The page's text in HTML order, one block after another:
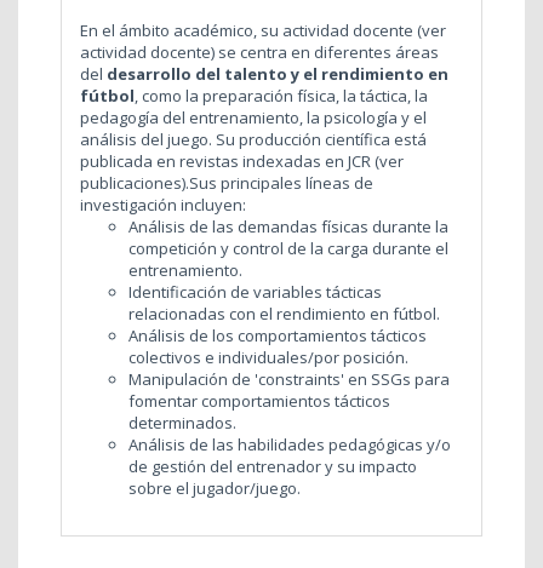
En el ámbito académico, su actividad docente (ver
actividad docente) se centra en diferentes áreas
del desarrollo del talento y el rendimiento en
fútbol, como la preparación física, la táctica, la
pedagogía del entrenamiento, la psicología y el
análisis del juego. Su producción científica está
publicada en revistas indexadas en JCR (ver
publicaciones).Sus principales líneas de
investigación incluyen:
Análisis de las demandas físicas durante la
competición y control de la carga durante el
entrenamiento.
Identificación de variables tácticas
relacionadas con el rendimiento en fútbol.
Análisis de los comportamientos tácticos
colectivos e individuales/por posición.
Manipulación de 'constraints' en SSGs para
fomentar comportamientos tácticos
determinados.
Análisis de las habilidades pedagógicas y/o
de gestión del entrenador y su impacto
sobre el jugador/juego.